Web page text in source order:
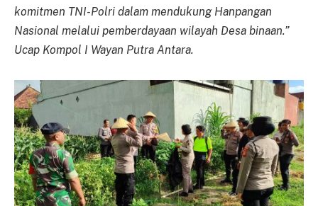
komitmen TNI-Polri dalam mendukung Hanpangan
Nasional melalui pemberdayaan wilayah Desa binaan.”
Ucap Kompol I Wayan Putra Antara.